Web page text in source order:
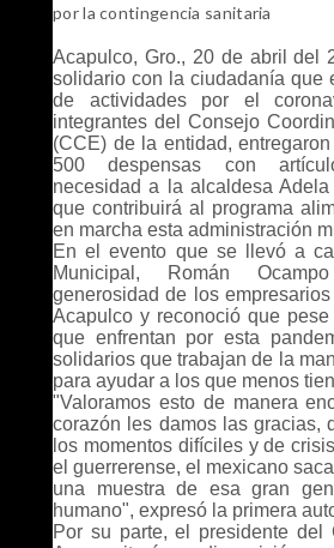
por la contingencia sanitaria
Acapulco, Gro., 20 de abril del
solidario con la ciudadanía que
de actividades por el
integrantes del Consejo
(CCE) de la entidad,
500 despensas con
necesidad a la alcaldesa Adela
que contribuirá al programa
en marcha esta administración
En el evento que se llevó a
Municipal, Román
generosidad de los
Acapulco y reconoció que
que enfrentan por esta
solidarios que trabajan de la
para ayudar a los que menos
"Valoramos esto de manera
corazón les damos las gracias,
los momentos difíciles y de
el guerrerense, el mexicano
una muestra de esa gran
humano", expresó la primera
Por su parte, el presidente del